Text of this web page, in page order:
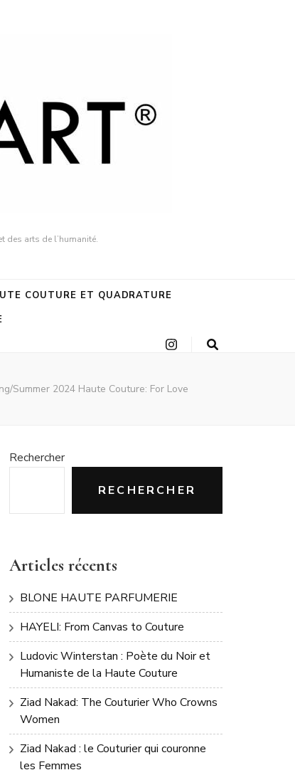
des arts de l’humanité.
COUTURE ET QUADRATURE
Summer 2024 Haute Couture: For Love
Rechercher
RECHERCHER
Articles récents
BLONE HAUTE PARFUMERIE
HAYELI: From Canvas to Couture
Ludovic Winterstan : Poète du Noir et
Humaniste de la Haute Couture
Ziad Nakad: The Couturier Who Crowns
Women
Ziad Nakad : le Couturier qui couronne
les Femmes